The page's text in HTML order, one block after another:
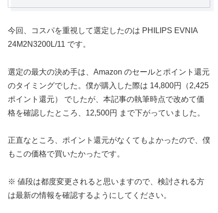
今回、コスパを重視して選定したのは PHILIPS EVNIA
24M2N3200L/11 です。
選定の最大の決め手は、Amazon のセールとポイント還元
のタイミングでした。僕が購入した際は 14,800円（2,425
ポイント還元） でしたが、本記事の執筆時点で改めて価
格を確認したところ、12,500円 まで下がっていました。
正直なところ、ポイント還元がなくてもよかったので、僕
もこの価格で買いたかったです。
※ 値段は都度変更されると思いますので、検討される方
は最新の情報を確認するようにしてください。